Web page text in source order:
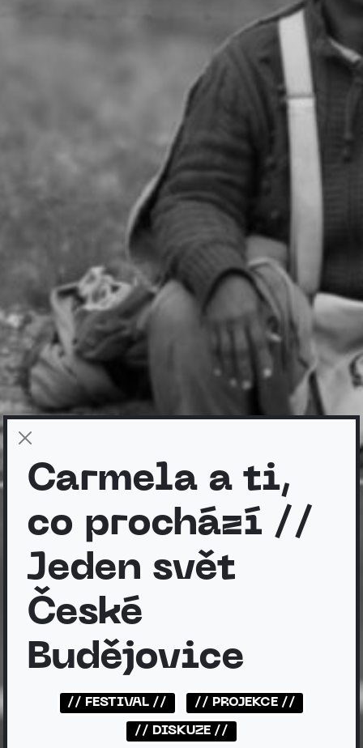
Carmela a ti,
co prochází //
Jeden svět
České
Budějovice
// FESTIVAL // // PROJEKCE //
// DISKUZE //